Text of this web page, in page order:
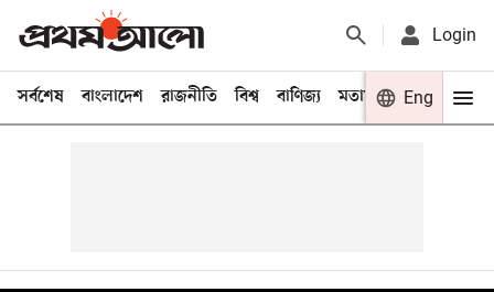
Login
সর্বশেষ বাংলাদেশ রাজনীতি বিশ্ব বাণিজ্য মতামত খেলা
Eng